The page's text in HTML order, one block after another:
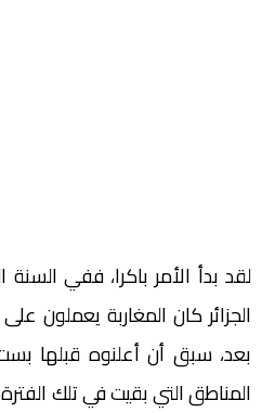
لقد بدأ الأمر باكرا، ففي
الجزائر كان المغاربة يعملون
بعد، سبق أن أعلنوه قبلها
المناطق التي بقيت في تلك